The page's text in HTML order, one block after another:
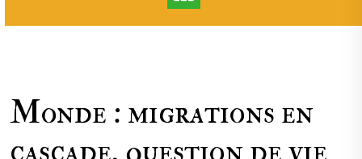
Monde : migrations en